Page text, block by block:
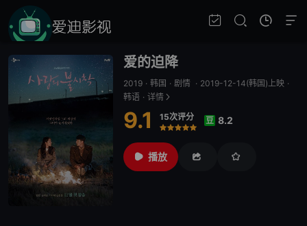
爱的迫降
2019 · 韩国 · 剧情 · 2019-12-14(韩国)上映 ·
韩语 · 详情
9.1 15次评分
很差较差
还行推荐力荐
豆 8.2
播放